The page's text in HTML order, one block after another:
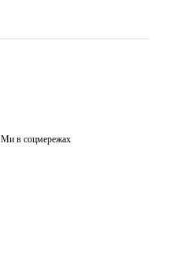
Ми в соцмережах